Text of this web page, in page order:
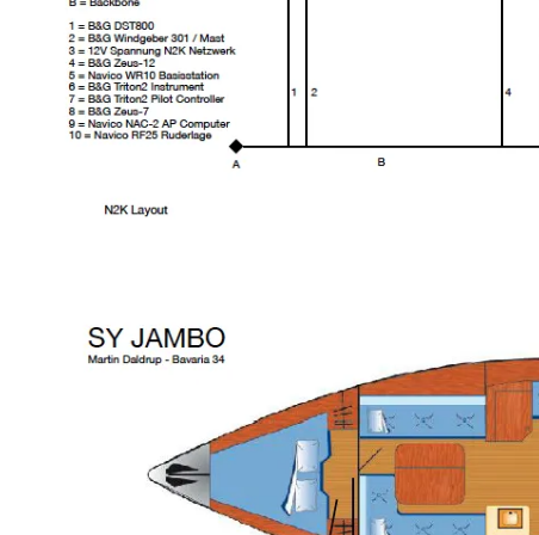
Steuerrad Knopf. So ist Ihr persönlicher Favorit
stets schnell und ohne Umwege erreichbar. Der
solide Drehkopf für vielfältigste Funktionen ist
natürlich auch noch an Bord. Unterhalb des
Drehknopfes der Zeus-3 Serie befindet sich jetzt
zusätzlich ein Cursor Pad, dass nochmals mehr
Bei der Konnektivität legt Simrad mit Zeus3 auch
Ethernet Ports. Beide Sonar Ports wurden
ebenfalls hochgerüstet und unterstützen das Zwei-
Kanal Chirp, den bekannten StructureScan sowie
den ForwardScan. Mit schnellerem Prozessor und
verbesserter GUI (Bedienoberfläche) wird die Zeus
Gen3 Serie zur absoluten Schaltzentrale an Bord.
Übersicht der Modelle: Bildschirm Zeus3 mit 7 Zoll